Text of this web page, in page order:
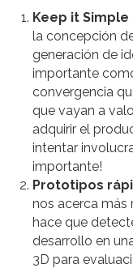
Keep it Simple
la concepción
generación de
importante
convergencia
que vayan a
adquirir el
intentar
importante!
Prototipos
nos acerca más
hace que
desarrollo en
3D para